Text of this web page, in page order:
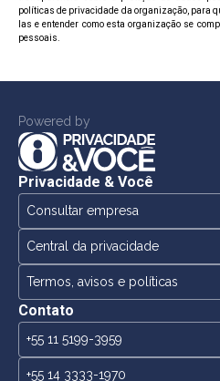
políticas de privacidade da organização, para
las e entender como esta organização se
pessoais.
Powered by
Privacidade & Você
Consultar empresa
Central da privacidade
Termos, avisos e políticas
Contato
+55 11 5199-3959
+55 14 3333-1970